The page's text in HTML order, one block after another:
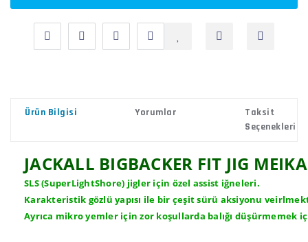
Ürün Bilgisi Yorumlar
Taksit
Seçenekleri
JACKALL BIGBACKER FIT JIG
SLS (SuperLightShore) jigler için özel assist iğneleri.
Karakteristik gözlü yapısı ile bir çeşit sürü aksiyonu
Ayrıca mikro yemler için zor koşullarda balığı düşürmemek